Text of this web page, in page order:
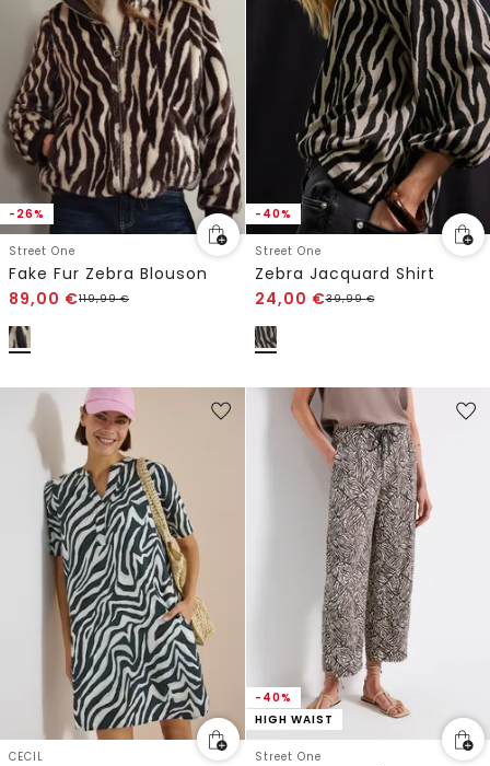
-26%
Street One
Fake Fur Zebra Blouson
89,00 €119,99€
-40%
Street One
Zebra Jacquard Shirt
24,00 €39,99€
CECIL
-40%
HIGH WAIST
Street One